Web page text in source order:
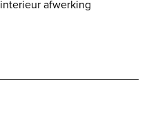
interieur afwerking